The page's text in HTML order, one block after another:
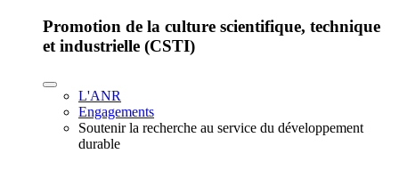
Promotion de la culture scientifique, technique
et industrielle (CSTI)
L'ANR
Engagements
Soutenir la recherche au service du développement
durable